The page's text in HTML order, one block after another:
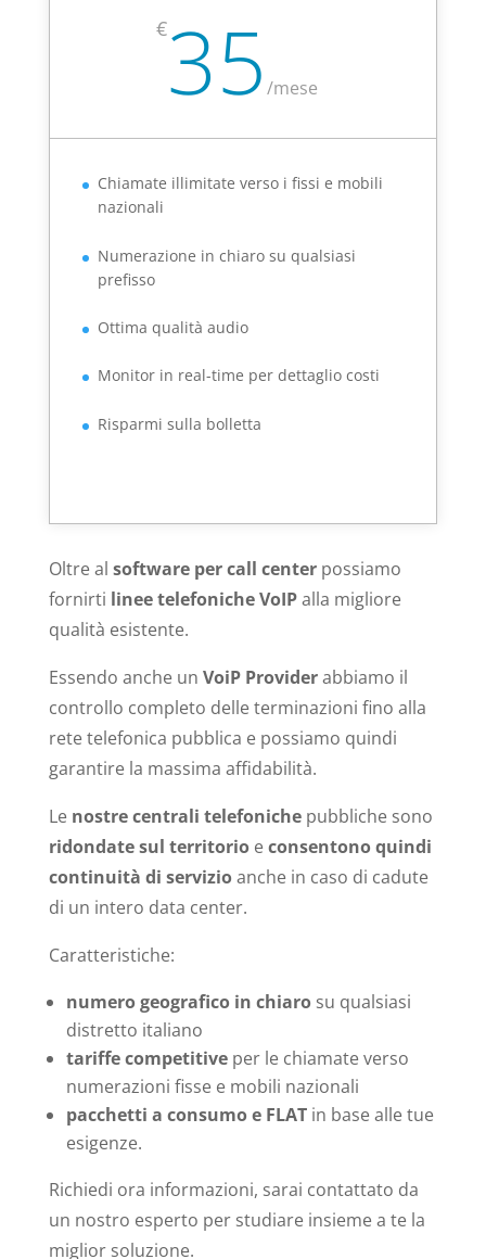
€35/mese
Chiamate illimitate verso i fissi e mobili
nazionali
Numerazione in chiaro su qualsiasi
prefisso
Ottima qualità audio
Monitor in real-time per dettaglio costi
Risparmi sulla bolletta
Oltre al software per call centerpossiamo
fornirti linee telefoniche VoIPalla migliore
qualità esistente.
Essendo anche un VoiP Providerabbiamo il
controllo completo delle terminazioni fino alla
rete telefonica pubblica e possiamo quindi
garantire la massima affidabilità.
Le nostre centrali telefonichepubbliche sono
ridondate sul territorioeconsentono quindi
continuità di servizioanche in caso di cadute
di un intero data center.
Caratteristiche:
numero geografico in chiarosu qualsiasi
distretto italiano
tariffe competitiveper le chiamate verso
numerazioni fisse e mobili nazionali
pacchetti a consumo e FLATin base alle tue
esigenze.
Richiedi ora informazioni, sarai contattato da
un nostro esperto per studiare insieme a te la
miglior soluzione.